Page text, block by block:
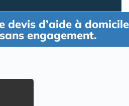
d’aide à domicile
engagement.